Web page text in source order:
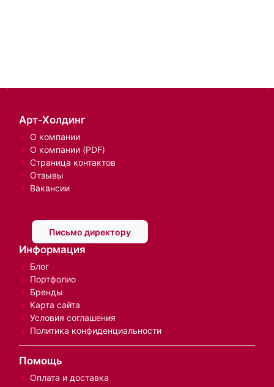
Арт-Холдинг
О компании
О компании (PDF)
Страница контактов
Отзывы
Вакансии
Письмо директору
Информация
Блог
Портфолио
Бренды
Карта сайта
Условия соглашения
Политика конфиденциальности
Помощь
Оплата и доставка